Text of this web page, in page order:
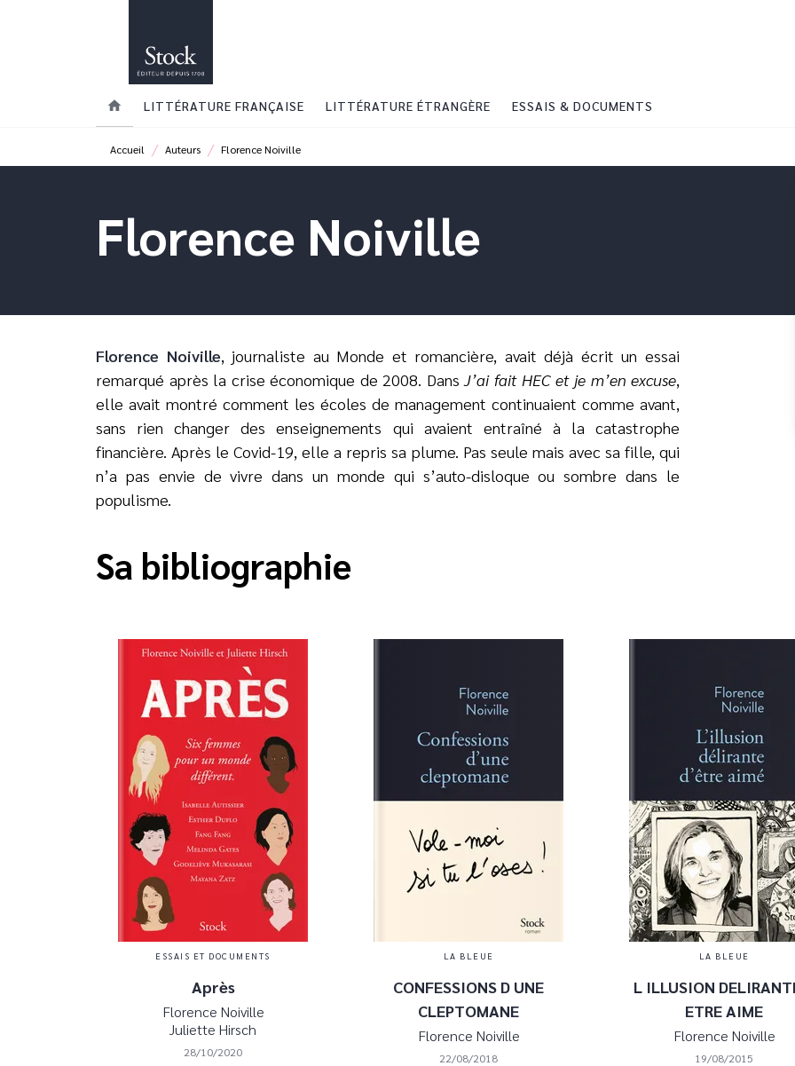
home LITTÉRATURE FRANÇAISE LITTÉRATURE ÉTRANGÈRE ESSAIS & DOCUMENTS
Accueil / Auteurs / Florence Noiville
Florence Noiville
Florence Noiville, journaliste au Monde et romancière, avait déjà écrit un essai
remarqué après la crise économique de 2008. Dans J’ai fait HEC et je m’en excuse,
elle avait montré comment les écoles de management continuaient comme avant,
sans rien changer des enseignements qui avaient entraîné à la catastrophe
financière. Après le Covid-19, elle a repris sa plume. Pas seule mais avec sa fille, qui
n’a pas envie de vivre dans un monde qui s’auto-disloque ou sombre dans le
populisme.
Sa bibliographie
ESSAIS ET DOCUMENTS
Après
Florence Noiville
Juliette Hirsch
28/10/2020
LA BLEUE
CONFESSIONS D UNE
CLEPTOMANE
Florence Noiville
22/08/2018
LA BLEUE
L ILLUSION
ETRE AIME
Florence Noiville
19/08/2015